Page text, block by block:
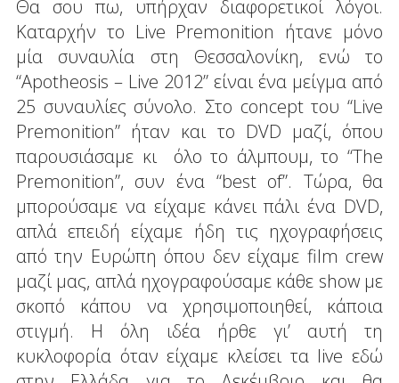
Θα σου πω, υπήρχαν διαφορετικοί λόγοι.
Καταρχήν το Live Premonition ήτανε μόνο
μία συναυλία στη Θεσσαλονίκη, ενώ το
“Apotheosis – Live 2012” είναι ένα μείγμα από
25 συναυλίες σύνολο. Στο concept του “Live
Premonition” ήταν και το DVD μαζί, όπου
παρουσιάσαμε κι όλο το άλμπουμ, το “The
Premonition”, συν ένα “best of”. Τώρα, θα
μπορούσαμε να είχαμε κάνει πάλι ένα DVD,
απλά επειδή είχαμε ήδη τις ηχογραφήσεις
από την Ευρώπη όπου δεν είχαμε film crew
μαζί μας, απλά ηχογραφούσαμε κάθε show με
σκοπό κάπου να χρησιμοποιηθεί, κάποια
στιγμή. Η όλη ιδέα ήρθε γι’ αυτή τη
κυκλοφορία όταν είχαμε κλείσει τα live εδώ